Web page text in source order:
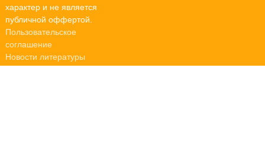
характер и не является
публичной оффертой.
Пользовательское
соглашение
Новости литературы